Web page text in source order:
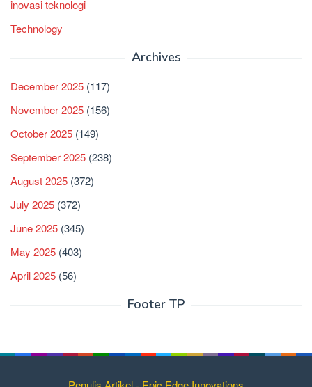
inovasi teknologi
Technology
Archives
December 2025 (117)
November 2025 (156)
October 2025 (149)
September 2025 (238)
August 2025 (372)
July 2025 (372)
June 2025 (345)
May 2025 (403)
April 2025 (56)
Footer TP